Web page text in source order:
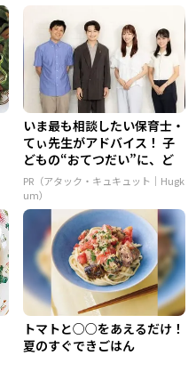
いま最も相談したい保育士・
てぃ先生がアドバイス！ 子
どもの“おてつだい”に、ど
ん...
PR（アタック・キュキュット｜Hugk
um）
トマトと○○をあえるだけ！
夏のすぐできごはん